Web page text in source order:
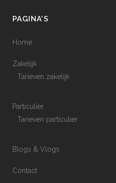
PAGINA’S
Home
Zakelijk
Tarieven zakelijk
Particulier
Tarieven particulier
Blogs & Vlogs
Contact